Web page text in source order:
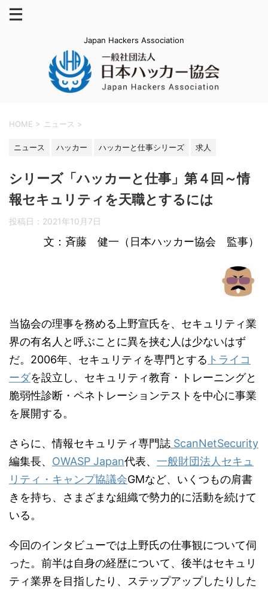
Japan Hackers Association
HOME > ニュース >
ニュース ハッカー ハッカーと仕事シリーズ 求人
シリーズ「ハッカーと仕事」第４回～情
報セキュリティを天職とするには
投稿日： 2021年10月7日
文：斉藤 健一（日本ハッカー協会 監事）
当協会の理事を務める上野宣氏を、セキュリティ業
界の有名人と呼ぶことに異を挟む人は少ないはず
だ。2006年、セキュリティを専門とする トライコ
ーダを設立し、セキュリティ教育・トレーニングと
脆弱性診断・ペネトレーションテストを中心に事業
を展開する。
さらに、情報セキュリティ専門誌 ScanNetSecurity
編集長、 OWASP Japan代表、 一般財団法人セキュ
リティ・キャンプ協議会GMなど、いくつもの肩書
きを持ち、さまざまな組織で勢力的に活動を続けて
いる。
今回のインタビューでは上野氏の仕事観について伺
った。前半は自身の経歴について、後半はセキュリ
ティ業界を目指したり、ステップアップしたりした